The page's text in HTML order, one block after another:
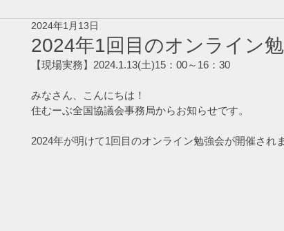
員様へのお知らせ
2024年1回目のオンライン
2024年1月13日
【現場実務】2024.1.13(土)15：00～16：30
みなさん、こんにちは！
住むーぶ全国協議会事務局からお知らせです。
2024年が明けて1回目のオンライン勉強会が開催され